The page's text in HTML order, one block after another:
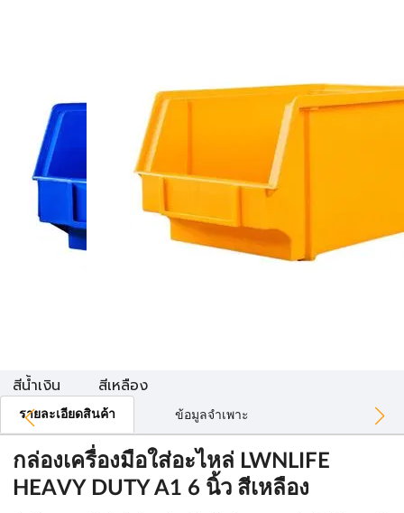
สีน้ำเงิน สีเหลือง
รายละเอียดสินค้า ข้อมูลจำเพาะ
กล่องเครื่องมือใส่อะไหล่ LWNLIFE
HEAVY DUTY A1 6 นิ้ว สีเหลือง